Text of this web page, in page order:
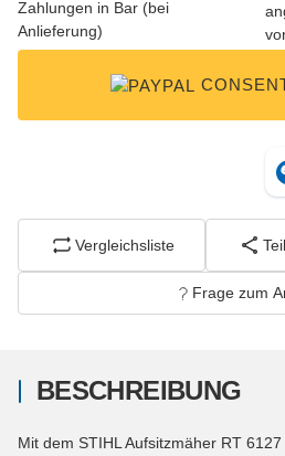
Vergleichsliste
Frage zum
BESCHREIBUNG
Mit dem STIHL Aufsitzmäher RT